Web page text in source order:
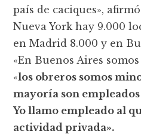
país de caciques»,
Nueva York hay 9.000
en Madrid 8.000 y en
«En Buenos Aires
«los obreros somos
mayoría son
Yo llamo empleado al
actividad privada».